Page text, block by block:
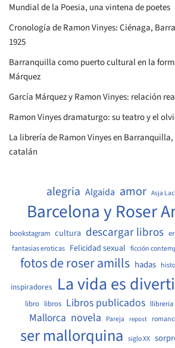
Mundial de la Poesia, una vintena de poetes
Cronología de Ramon Vinyes: Ciénaga,
1925
Barranquilla como puerto cultural en la
Márquez
García Márquez y Ramon Vinyes: relación
Ramon Vinyes dramaturgo: su teatro y el
La librería de Ramon Vinyes en
catalán
alegria Algaida amor Asja
Barcelona y Roser
bookstagram cultura descargar libros
fantasias eroticas Felicidad sexual ficción
fotos de roser amills hadas
inspiradores La vida es
libro libros Libros publicados llibreria
Mallorca novela Pareja repost
ser mallorquina siglo XX